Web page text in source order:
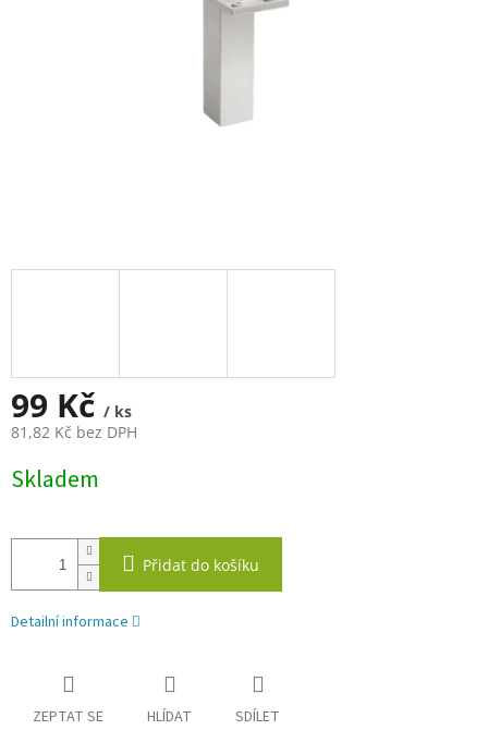
99 Kč / ks
81,82 Kč bez DPH
cena:
Skladem
Přidat do košíku
Detailní informace
ZEPTAT SE HLÍDAT SDÍLET